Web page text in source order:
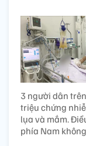
3 người dân
triệu chứng
lụa và mắm.
phía Nam